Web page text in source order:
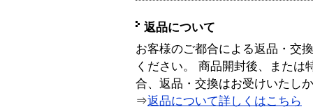
返品について
お客様のご都合による返品・交
ください。 商品開封後、または
合、返品・交換はお受けいたし
⇒返品について詳しくはこちら